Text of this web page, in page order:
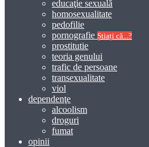
educaţie sexuală
homosexualitate
pedofilie
pornografie Știați că...?
prostitutie
teoria genului
trafic de persoane
transexualitate
viol
dependenţe
alcoolism
droguri
fumat
opinii